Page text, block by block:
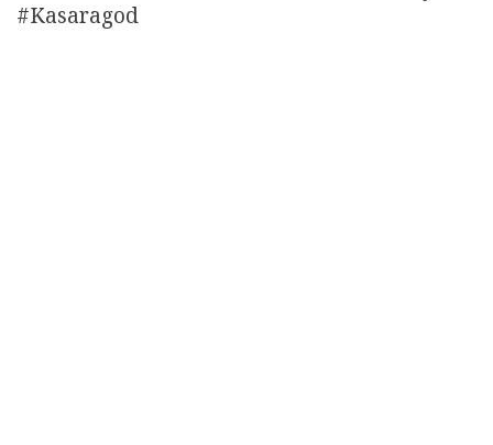
#Kasaragod